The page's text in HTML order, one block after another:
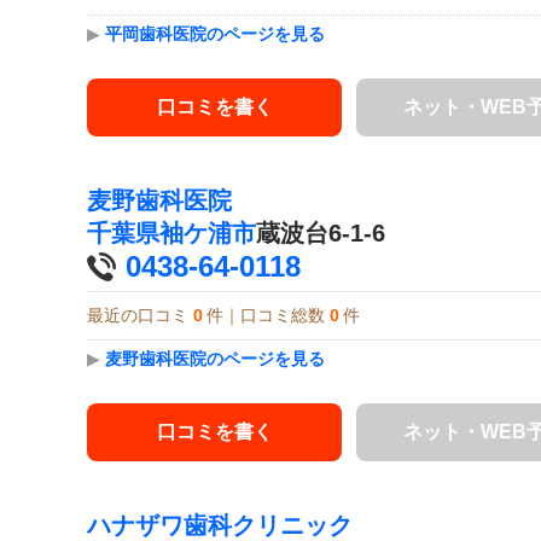
▶ 平岡歯科医院のページを見る
口コミを書く ネット・WEB
麦野歯科医院
千葉県袖ケ浦市蔵波台6-1-6
0438-64-0118
最近の口コミ 0 件｜口コミ総数 0 件
▶ 麦野歯科医院のページを見る
口コミを書く ネット・WEB
ハナザワ歯科クリニック